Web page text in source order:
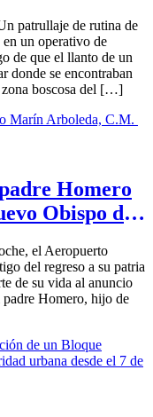
patrullaje de rutina de
un operativo de
de que el llanto de un
donde se encontraban
zona boscosa del […]
Homero
Obispo de
el Aeropuerto
del regreso a su patria
de su vida al anuncio
Homero, hijo de